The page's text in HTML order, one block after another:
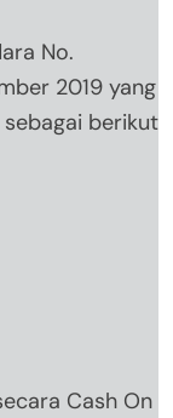
No.
2019 yang
berikut
Cash On